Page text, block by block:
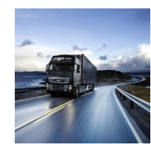
услуги
закупок Китай-Россия:
комплексное
решение ваших
трансграничных задач